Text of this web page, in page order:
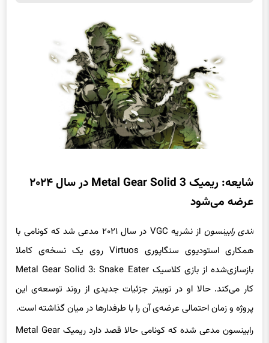
عرضه می‌شود
همکاری استودیوی سنگاپوری Virtuos روی یک نسخه‌ی کاملا
بازسازی‌شده از بازی کلاسیک Metal Gear Solid 3: Snake Eater
کار می‌کند. حالا او در توییتر جزئیات جدیدی از روند توسعه‌ی این
پروژه و زمان احتمالی عرضه‌ی آن را با طرفدارها در میان گذاشته است.
رابینسون مدعی شده که کونامی حالا قصد دارد ریمیک Metal Gear
Solid 3 را در سال ۲۰۲۴ روانه بازار کند. همچنین او از احتمال